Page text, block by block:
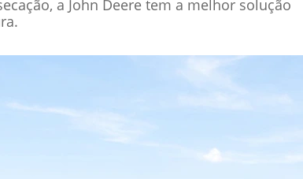
a John Deere tem a melhor solução